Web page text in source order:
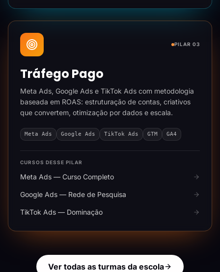
PILAR 03
Tráfego Pago
Meta Ads, Google Ads e TikTok Ads com metodologia
baseada em ROAS: estruturação de contas, criativos
que convertem, otimização por dados e escala.
Meta Ads Google Ads TikTok Ads GTM GA4
CURSOS DESSE PILAR
Meta Ads — Curso Completo
Google Ads — Rede de Pesquisa
TikTok Ads — Dominação
Ver todas as turmas da escola